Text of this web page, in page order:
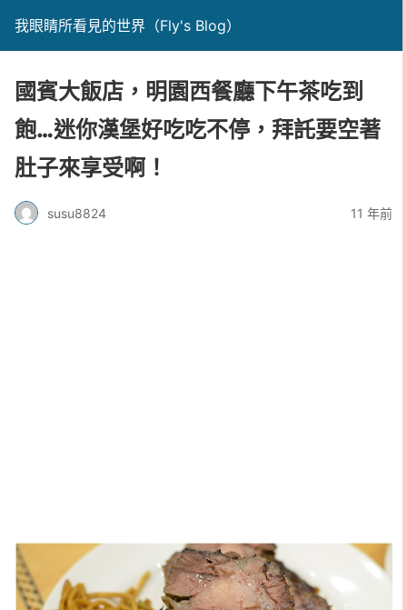
我眼睛所看見的世界（Fly's Blog）
國賓大飯店，明園西餐廳下午茶吃到
飽…迷你漢堡好吃吃不停，拜託要空著
肚子來享受啊！
susu8824 11 年前